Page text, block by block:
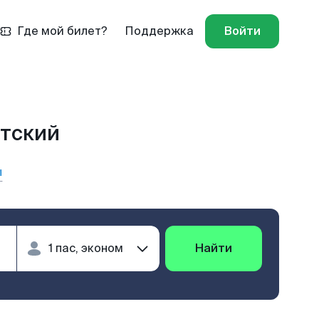
Где мой билет? Поддержка Войти
Найти